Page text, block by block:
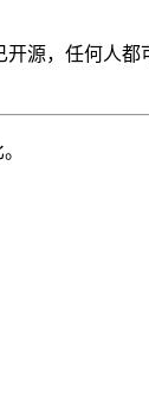
源，任何人